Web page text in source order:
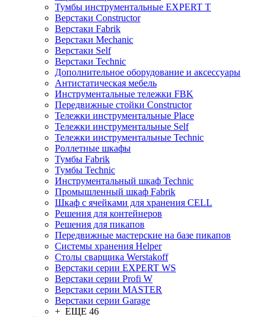
Тумбы инструментальные EXPERT T
Верстаки Constructor
Верстаки Fabrik
Верстаки Mechanic
Верстаки Self
Верстаки Technic
Дополнительное оборудование и аксессуары
Антистатическая мебель
Инструментальные тележки FBK
Передвижные стойки Constructor
Тележки инструментальные Place
Тележки инструментальные Self
Тележки инструментальные Technic
Роллетные шкафы
Тумбы Fabrik
Тумбы Technic
Инструментальный шкаф Technic
Промышленный шкаф Fabrik
Шкаф с ячейками для хранения CELL
Решения для контейнеров
Решения для пикапов
Передвижные мастерские на базе пикапов
Системы хранения Helper
Столы сварщика Werstakoff
Верстаки серии EXPERT WS
Верстаки серии Profi W
Верстаки серии MASTER
Верстаки серии Garage
+ ЕЩЕ 46